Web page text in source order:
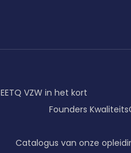
EETQ VZW in het kort
Founders
Catalogus van onze